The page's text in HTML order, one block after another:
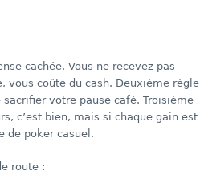
cachée. Vous ne recevez pas
vous coûte du cash. Deuxième règle
votre pause café. Troisième
c’est bien, mais si chaque gain est
de poker casuel.
route :